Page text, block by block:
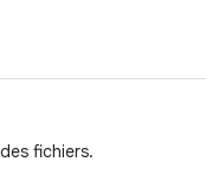
fichiers.